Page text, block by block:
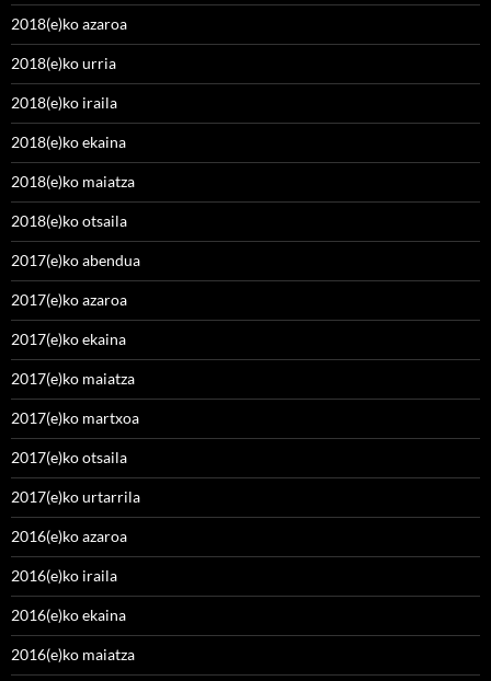
2018(e)ko azaroa
2018(e)ko urria
2018(e)ko iraila
2018(e)ko ekaina
2018(e)ko maiatza
2018(e)ko otsaila
2017(e)ko abendua
2017(e)ko azaroa
2017(e)ko ekaina
2017(e)ko maiatza
2017(e)ko martxoa
2017(e)ko otsaila
2017(e)ko urtarrila
2016(e)ko azaroa
2016(e)ko iraila
2016(e)ko ekaina
2016(e)ko maiatza